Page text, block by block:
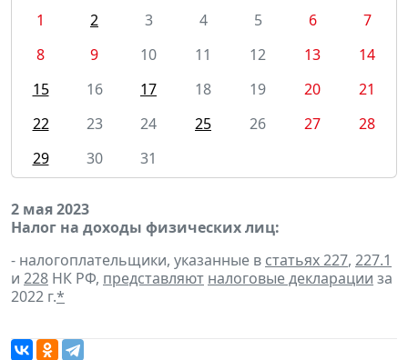
1
2 3 4 5 6
7
8
9 10 11 12 13
14
15
16 17 18 19 20
21
22
23 24 25 26 27
28
29
30 31
2 мая 2023
Налог на доходы физических лиц:
- налогоплательщики, указанные в статьях 227, 227.1
и 228 НК РФ, представляют налоговые декларации за
2022 г.*